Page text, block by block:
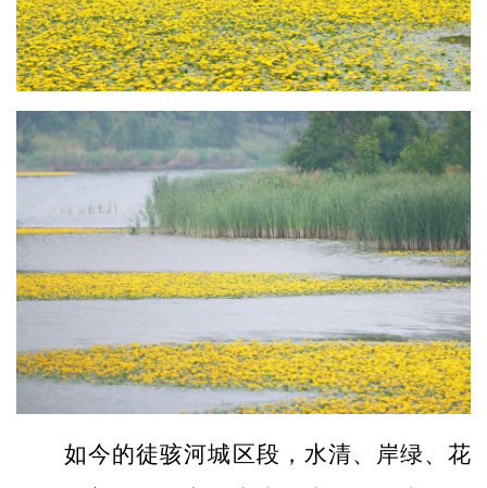
如今的徒骇河城区段，水清、岸绿、花